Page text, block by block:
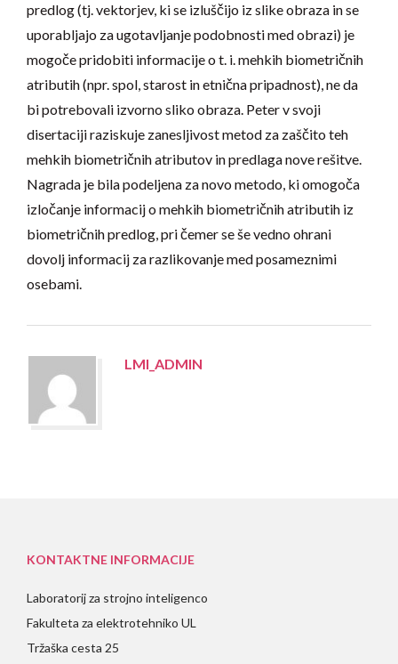
predlog (tj. vektorjev, ki se izluščijo iz slike obraza in se
uporabljajo za ugotavljanje podobnosti med obrazi) je
mogoče pridobiti informacije o t. i. mehkih biometričnih
atributih (npr. spol, starost in etnična pripadnost), ne da
bi potrebovali izvorno sliko obraza. Peter v svoji
disertaciji raziskuje zanesljivost metod za zaščito teh
mehkih biometričnih atributov in predlaga nove rešitve.
Nagrada je bila podeljena za novo metodo, ki omogoča
izločanje informacij o mehkih biometričnih atributih iz
biometričnih predlog, pri čemer se še vedno ohrani
dovolj informacij za razlikovanje med posameznimi
osebami.
LMI_ADMIN
KONTAKTNE INFORMACIJE
Laboratorij za strojno inteligenco
Fakulteta za elektrotehniko UL
Tržaška cesta 25